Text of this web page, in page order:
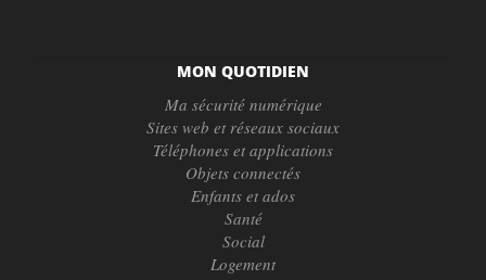
MON QUOTIDIEN
Ma sécurité numérique
Sites web et réseaux sociaux
Téléphones et applications
Objets connectés
Enfants et ados
Santé
Social
Logement